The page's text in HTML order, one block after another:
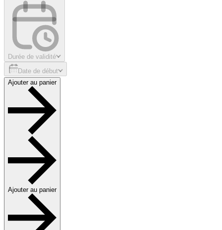
Durée de validité
Date de début
Ajouter au panier
Ajouter au panier